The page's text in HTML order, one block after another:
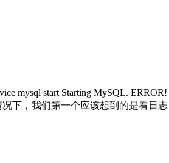
start Starting MySQL. ERROR!
，我们第一个应该想到的是看日志